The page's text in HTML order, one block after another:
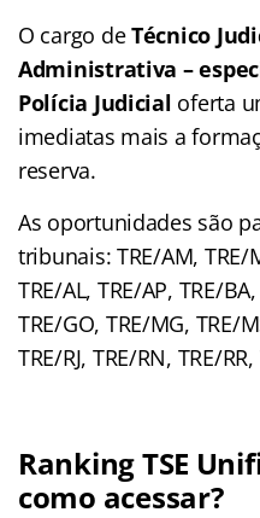
O cargo deTécnico
Administrativa –
Polícia Judicial oferta
imediatas mais a
reserva.
As oportunidades são
tribunais: TRE/AM, TRE/
TRE/AL, TRE/AP, TRE/
TRE/GO, TRE/MG, TRE/
TRE/RJ, TRE/RN, TRE/
Ranking TSE
como acessar?